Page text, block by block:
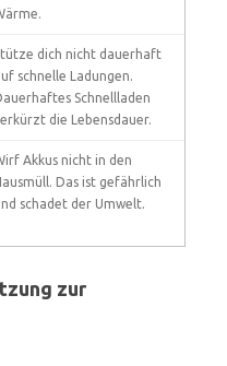
dich nicht dauerhaft
schnelle Ladungen.
Schnellladen
die Lebensdauer.
Akkus nicht in den
Das ist gefährlich
schadet der Umwelt.
zur